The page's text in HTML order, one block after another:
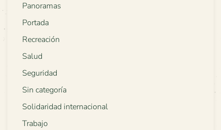
Panoramas
Portada
Recreación
Salud
Seguridad
Sin categoría
Solidaridad internacional
Trabajo